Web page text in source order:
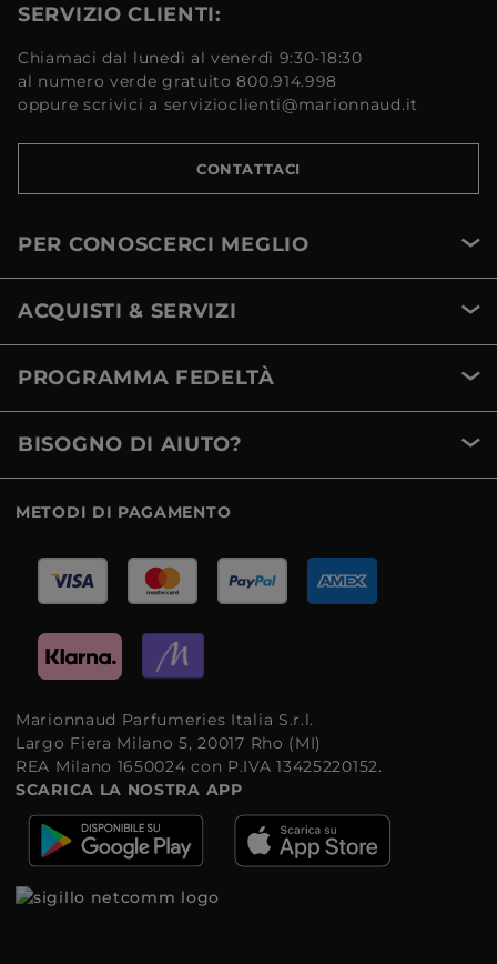
SERVIZIO CLIENTI:
Chiamaci dal lunedì al venerdì 9:30-18:30
al numero verde gratuito 800.914.998
oppure scrivici a servizioclienti@marionnaud.it
CONTATTACI
PER CONOSCERCI MEGLIO
ACQUISTI & SERVIZI
PROGRAMMA FEDELTÀ
BISOGNO DI AIUTO?
METODI DI PAGAMENTO
Marionnaud Parfumeries Italia S.r.l.
Largo Fiera Milano 5, 20017 Rho (MI)
REA Milano 1650024 con P.IVA 13425220152.
SCARICA LA NOSTRA APP